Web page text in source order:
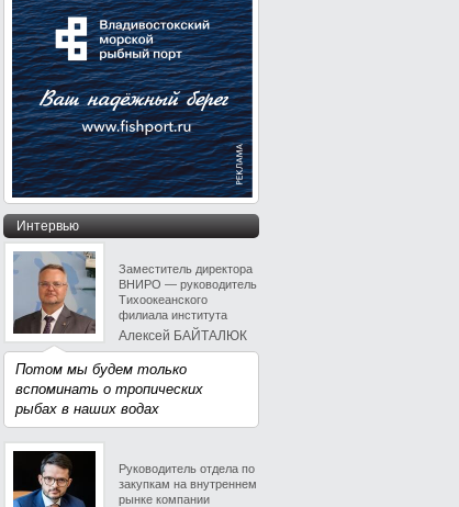
Интервью
Заместитель директора
ВНИРО — руководитель
Тихоокеанского
филиала института
Алексей БАЙТАЛЮК
Потом мы будем только
вспоминать о тропических
рыбах в наших водах
Руководитель отдела по
закупкам на внутреннем
рынке компании